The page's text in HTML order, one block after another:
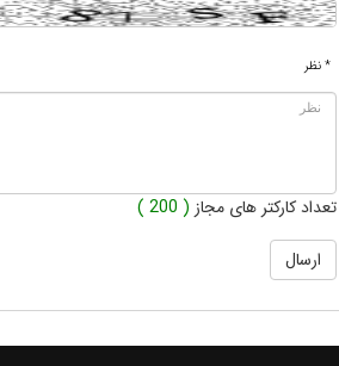
* نظر
تعداد کارکتر های مجاز ( 200 )